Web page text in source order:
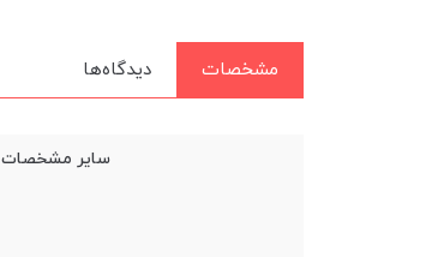
مشخصات دیدگاه‌ها
سایر مشخصات